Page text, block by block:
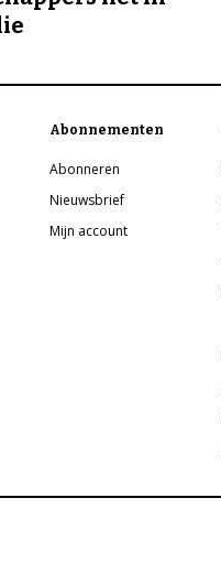
Abonnementen
Abonneren
Nieuwsbrief
Mijn account